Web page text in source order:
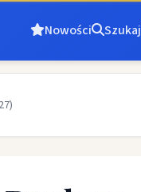
Nowości Szukaj